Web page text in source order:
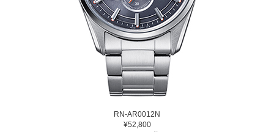
RN-AR0012N
¥52,800